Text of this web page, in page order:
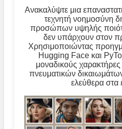
Ανακαλύψτε μια
τεχνητή νοημοσύνη
προσώπων υψηλής
δεν υπάρχουν στον
Χρησιμοποιώντας
Hugging Face και
μοναδικούς
πνευματικών
ελεύθερα στα